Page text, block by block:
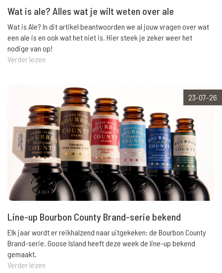
Wat is ale? Alles wat je wilt weten over ale
Wat is Ale? In dit artikel beantwoorden we al jouw vragen over wat
een ale is en ook wat het niet is. Hier steek je zeker weer het
nodige van op!
Verder lezen
23-07-26
Line-up Bourbon County Brand-serie bekend
Elk jaar wordt er reikhalzend naar uitgekeken: de Bourbon County
Brand-serie. Goose Island heeft deze week de line-up bekend
gemaakt.
Verder lezen